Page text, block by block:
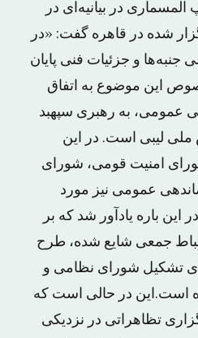
المسماری در بیانیه‌ای در
شده در قاهره گفت: «در
و جزئیات فنی پایان
این موضوع به اتفاق
عمومی، به رهبری سپهبد
لیبی است. در این
امنیت قومی، شورای
عمومی نیز مورد
باره یادآور شد که بر
جمعی شایع شده، طرح
تشکیل شورای نظامی و
است.این در حالی است که
تظاهراتی در نزدیکی